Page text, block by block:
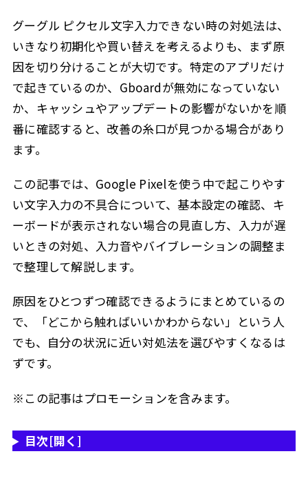
グーグル ピクセル文字入力できない時の対処法は、
いきなり初期化や買い替えを考えるよりも、まず原
因を切り分けることが大切です。特定のアプリだけ
で起きているのか、Gboardが無効になっていない
か、キャッシュやアップデートの影響がないかを順
番に確認すると、改善の糸口が見つかる場合があり
ます。
この記事では、Google Pixelを使う中で起こりやす
い文字入力の不具合について、基本設定の確認、キ
ーボードが表示されない場合の見直し方、入力が遅
いときの対処、入力音やバイブレーションの調整ま
で整理して解説します。
原因をひとつずつ確認できるようにまとめているの
で、「どこから触ればいいかわからない」という人
でも、自分の状況に近い対処法を選びやすくなるは
ずです。
※この記事はプロモーションを含みます。
目次[開く]